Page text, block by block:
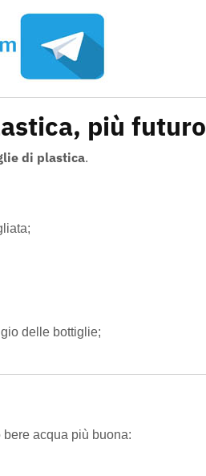
più futuro
di plastica.
delle bottiglie;
acqua più buona: